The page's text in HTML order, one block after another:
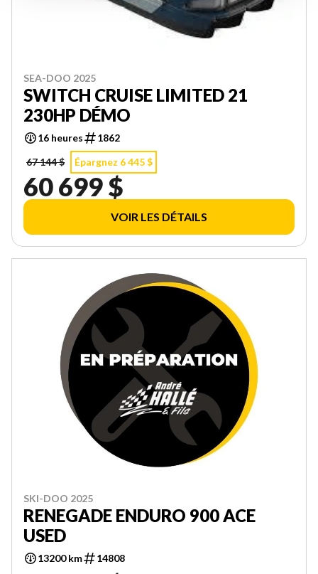
SEA-DOO 2025
SWITCH CRUISE LIMITED 21
230HP DÉMO
16 heures
1862
67 144 $
Épargnez 6 445 $
60 699 $
VOIR LES DÉTAILS
SKI-DOO 2025
RENEGADE ENDURO 900 ACE
USED
13200 km 14808